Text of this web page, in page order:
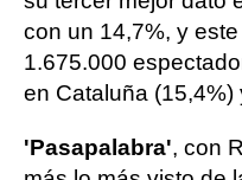
con un 14,7%, y
1.675.000
en Cataluña (15,4%)
'Pasapalabra', con